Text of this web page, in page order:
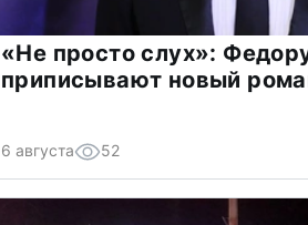
«Не просто слух»:
приписывают новый
6 августа 52